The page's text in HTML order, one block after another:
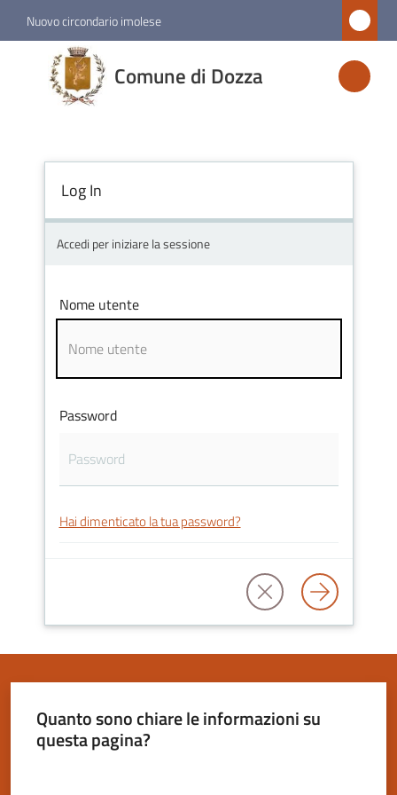
Vai al contenuto
Vai alla navigazione
Vai al footer
Nuovo circondario imolese
Comune di Dozza
Comune
di
Dozza
Amministrazione
Novità
Servizi
Servizi
argomenti
Seguici
Log In
Accedi per iniziare la sessione
Nome utente
Password
Hai dimenticato la tua password?
Quanto sono chiare le informazioni su
questa pagina?